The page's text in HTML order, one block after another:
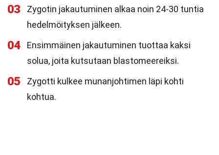
03
Zygotin jakautuminen alkaa noin 24-30 tuntia
hedelmöityksen jälkeen.
04
Ensimmäinen jakautuminen tuottaa kaksi
solua, joita kutsutaan blastomeereiksi.
05
Zygotti kulkee munanjohtimen läpi kohti
kohtua.